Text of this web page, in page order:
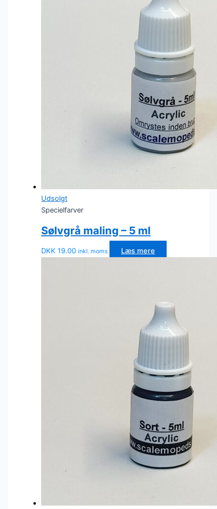
Udsolgt
Specielfarver
Sølvgrå maling – 5 ml
DKK19.00 inkl. moms Læs mere